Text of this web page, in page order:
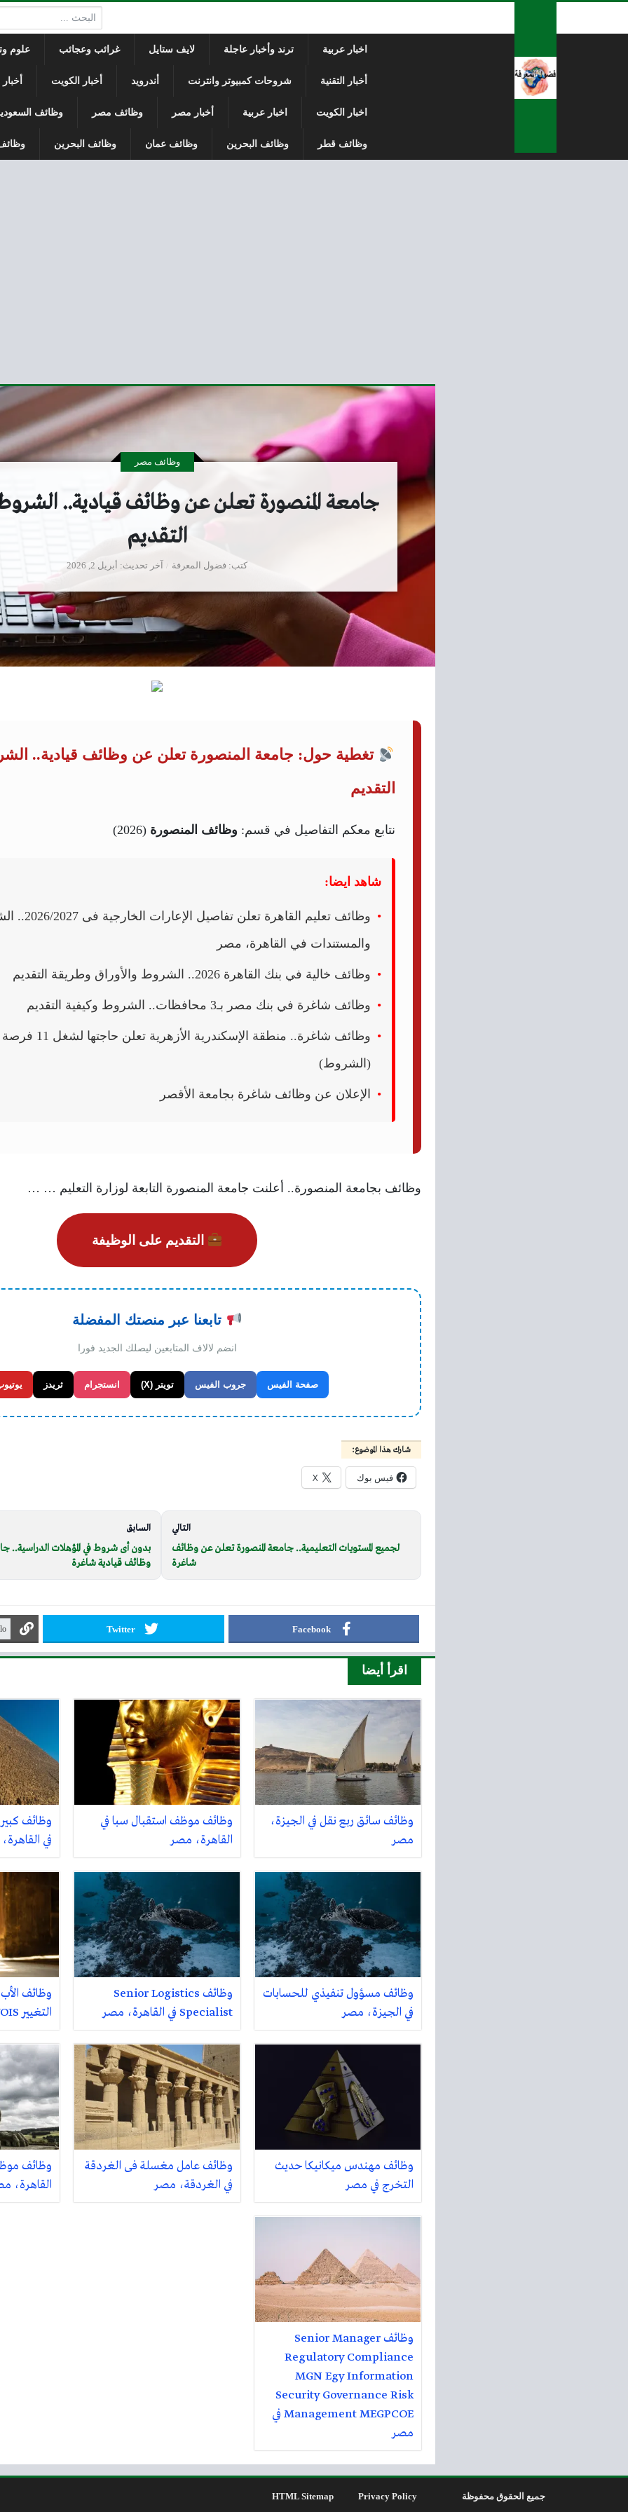
البحث:
اخبار عربية ترند وأخبار عاجلة لايف ستايل غرائب وعجائب علوم
أخبار التقنية شروحات كمبيوتر وانترنت أندرويد أخبار الكويت
اخبار الكويت اخبار عربية أخبار مصر وظائف مصر وظائف
وظائف قطر وظائف البحرين وظائف عمان وظائف البحرين
جامعة المنصورة تعلن عن وظائف قيادية..
التقديم
كتب فضول المعرفة
وظائف مصر
آخر تحديث أبريل 2, 2026
تغطية حول: جامعة المنصورة تعلن عن وظائف قيادية..
التقديم
نتابع معكم التفاصيل في قسم: وظائف المنصورة (2026)
شاهد ايضا:
وظائف تعليم القاهرة تعلن
والمستندات في القاهرة، مصر
وظائف خالية في بنك القاهرة 2026.. الشروط والأوراق وطريقة التقديم
وظائف شاغرة في بنك مصر بـ3 محافظات.. الشروط وكيفية التقديم
وظائف شاغرة.. منطقة الإسكندرية
(الشروط)
الإعلان عن وظائف شاغرة بجامعة الأقصر
وظائف بجامعة المنصورة.. أعلنت جامعة المنصورة التابعة لوزارة التعليم … …
التقديم على الوظيفة
تابعنا عبر منصتك المفضلة
انضم لالاف المتابعين ليصلك الجديد فورا
صفحة الفيس جروب الفيس تويتر (X) انستجرام ثريدز
شارك هذا الموضوع:
فيس بوك X
التالي
لجميع المستويات التعليمية.. جامعة المنصورة تعلن عن وظائف
شاغرة
السابق
بدون أى شروط في المؤهلات الدراسية..
وظائف قيادية شاغرة
Facebook
Twitter
اقرأ أيضا
وظائف سائق ربع نقل في الجيزة،
مصر
وظائف موظف استقبال سبا في
القاهرة، مصر
في
وظائف مسؤول تنفيذي للحسابات
في الجيزة، مصر
وظائف Senior Logistics
Specialist في القاهرة، مصر
وظائف
التغيير VOIS في القاهرة، مصر
وظائف مهندس ميكانيكا حديث
التخرج في مصر
وظائف عامل مغسلة فى الغردقة
في الغردقة، مصر
وظائف
القاهرة،
وظائف Senior Manager
Regulatory Compliance
MGN Egy Information
Security Governance Risk
Management MEGPCOE في
مصر
Privacy Policy
HTML Sitemap جميع الحقوق محفوظة